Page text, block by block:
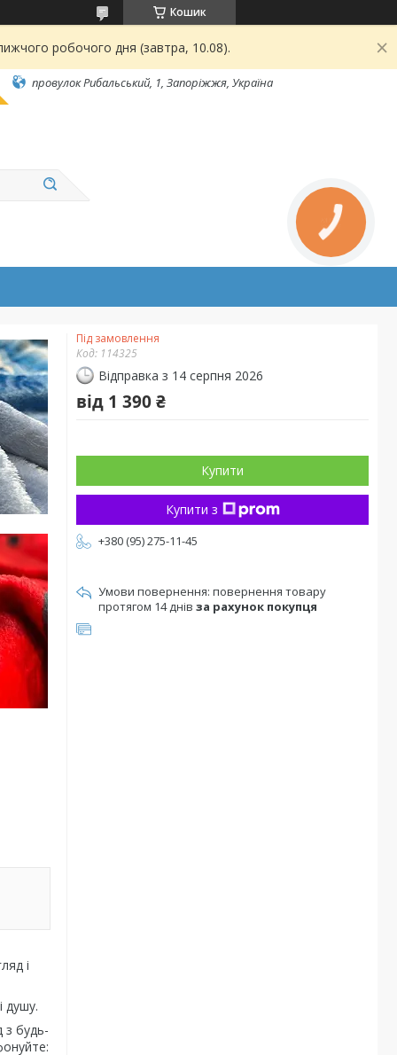
Кошик
робочого дня (завтра, 10.08).
провулок Рибальський, 1, Запоріжжя, Україна
і
душу.
з будь-
Під замовлення
Код: 114325
Відправка з 14 серпня 2026
від 1 390 ₴
Купити
Купити з
+380 (95) 275-11-45
повернення товару
протягом 14 днів за рахунок покупця